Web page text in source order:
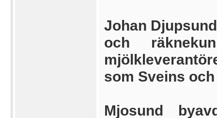
Johan
och
som Sveins
Mjosund